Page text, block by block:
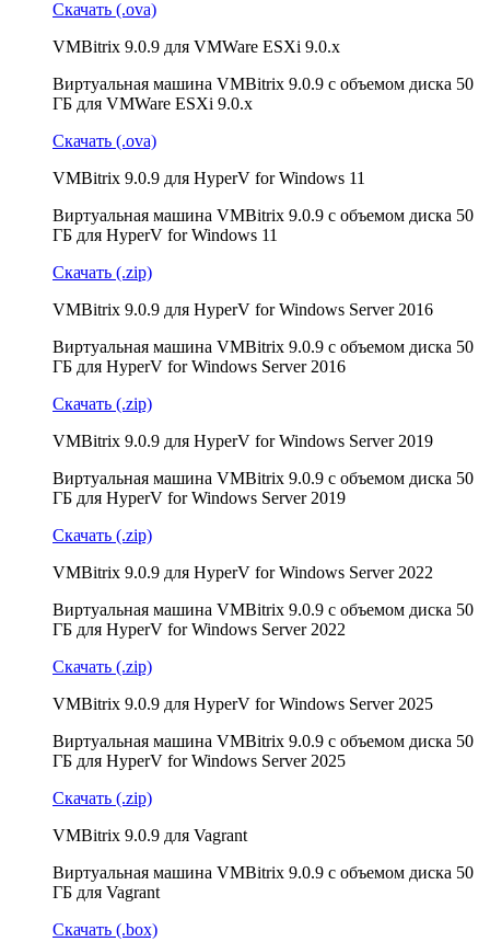
Скачать (.ova)
VMBitrix 9.0.9 для VMWare ESXi 9.0.x
Виртуальная машина VMBitrix 9.0.9 с объемом диска 50
ГБ для VMWare ESXi 9.0.x
Скачать (.ova)
VMBitrix 9.0.9 для HyperV for Windows 11
Виртуальная машина VMBitrix 9.0.9 с объемом диска 50
ГБ для HyperV for Windows 11
Скачать (.zip)
VMBitrix 9.0.9 для HyperV for Windows Server 2016
Виртуальная машина VMBitrix 9.0.9 с объемом диска 50
ГБ для HyperV for Windows Server 2016
Скачать (.zip)
VMBitrix 9.0.9 для HyperV for Windows Server 2019
Виртуальная машина VMBitrix 9.0.9 с объемом диска 50
ГБ для HyperV for Windows Server 2019
Скачать (.zip)
VMBitrix 9.0.9 для HyperV for Windows Server 2022
Виртуальная машина VMBitrix 9.0.9 с объемом диска 50
ГБ для HyperV for Windows Server 2022
Скачать (.zip)
VMBitrix 9.0.9 для HyperV for Windows Server 2025
Виртуальная машина VMBitrix 9.0.9 с объемом диска 50
ГБ для HyperV for Windows Server 2025
Скачать (.zip)
VMBitrix 9.0.9 для Vagrant
Виртуальная машина VMBitrix 9.0.9 с объемом диска 50
ГБ для Vagrant
Скачать (.box)